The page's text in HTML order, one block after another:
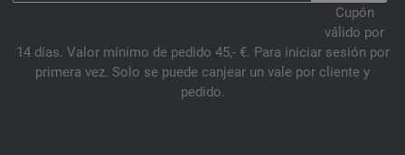
Cupón
válido por
14 días. Valor mínimo de pedido 45,- €. Para iniciar sesión por
primera vez. Solo se puede canjear un vale por cliente y
pedido.